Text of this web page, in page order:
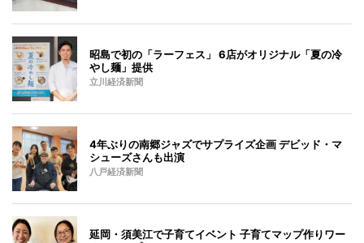
昭島で初の「ラーフェス」 6店がオリジナル「夏の冷
やし麺」提供
立川経済新聞
4年ぶりの南郷ジャズでサプライズ企画 デビッド・マ
シューズさんも出演
八戸経済新聞
延岡・須美江で子育てイベント 子育てマップ作りワー